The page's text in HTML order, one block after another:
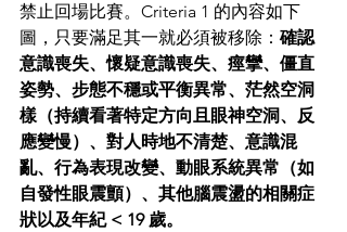
禁止回場比賽。Criteria 1 的內容如下
圖，只要滿足其一就必須被移除： 確認
意識喪失、懷疑意識喪失、痙攣、僵直
姿勢、步態不穩或平衡異常、茫然空洞
樣（持續看著特定方向且眼神空洞、反
應變慢）、對人時地不清楚、意識混
亂、行為表現改變、動眼系統異常（如
自發性眼震顫）、其他腦震盪的相關症
狀以及年紀 < 19 歲。